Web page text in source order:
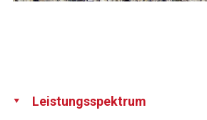
Leistungsspektrum